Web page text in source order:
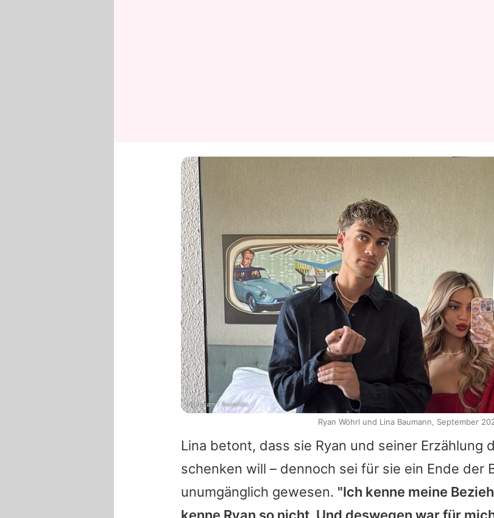
Lina betont, dass sie Ryan und seiner Erzählung
schenken will – dennoch sei für sie ein Ende der
unumgänglich gewesen. "Ich kenne meine
Instagram / linuschka
Ryan Wöhrl und Lina Baumann, September